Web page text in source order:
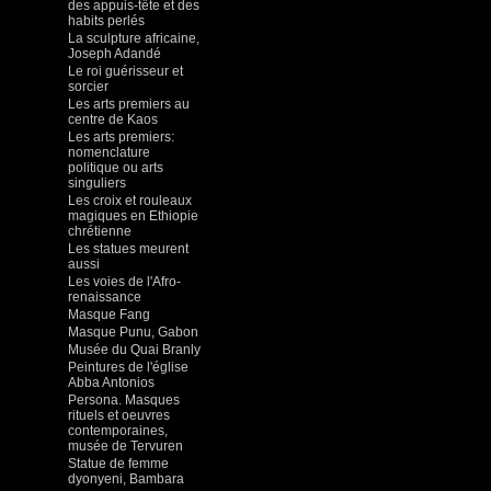
des appuis-tête et des
habits perlés
La sculpture africaine,
Joseph Adandé
Le roi guérisseur et
sorcier
Les arts premiers au
centre de Kaos
Les arts premiers:
nomenclature
politique ou arts
singuliers
Les croix et rouleaux
magiques en Ethiopie
chrétienne
Les statues meurent
aussi
Les voies de l'Afro-
renaissance
Masque Fang
Masque Punu, Gabon
Musée du Quai Branly
Peintures de l'église
Abba Antonios
Persona. Masques
rituels et oeuvres
contemporaines,
musée de Tervuren
Statue de femme
dyonyeni, Bambara